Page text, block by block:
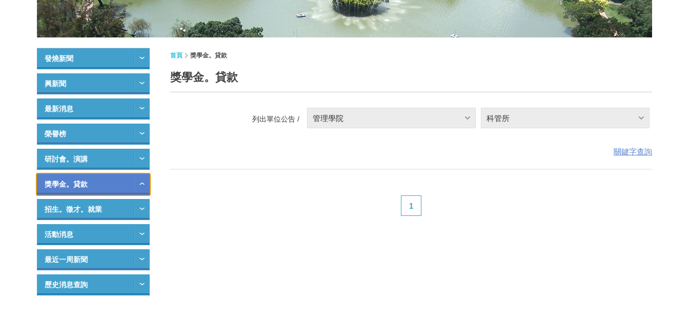
發燒新聞
興新聞
最新消息
榮譽榜
研討會。演講
獎學金。貸款
招生。徵才。就業
活動消息
最近一周新聞
歷史消息查詢
首頁 獎學金。貸款
獎學金。貸款
列出單位公告 / 管理學院 科管所
關鍵字查詢
1